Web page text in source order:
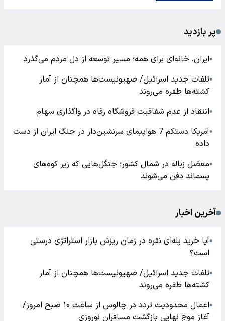
پر بازدید
●ایران، خانه‌ای برای همه؛ مسیر توسعه از دل مردم می‌گذرد
●تلفات جدید اسرائیل/ صهیونیست‌ها همچنان از آمار
کشته‌ها طفره می‌روند
●انتقاد از عدم شفافیت فروشگاه رفاه در واگذاری سهام
●
آمریکا دستکم 7 هواپیمای سرنشین‌دار در جنگ ایران از دست
داده
●معضل زباله در شمال کشور؛ جنگل‌هایی که زیر کوه‌های
پسماند دفن می‌شوند
آخرین اخبار
●آیا خرید پله‌ای نقره در زمان ریزش بازار استراتژی درستی
است؟
●تلفات جدید اسرائیل/ صهیونیست‌ها همچنان از آمار
کشته‌ها طفره می‌روند
●
اعمال محدودیت تردد در چالوس از ساعت ۱۰ صبح امروز/
آغاز موج نهایی بازگشت مسافران نوروزی